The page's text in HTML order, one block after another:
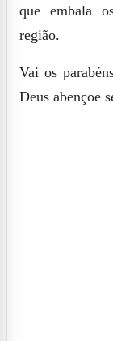
que embala
região.
Vai os
Deus abençoe